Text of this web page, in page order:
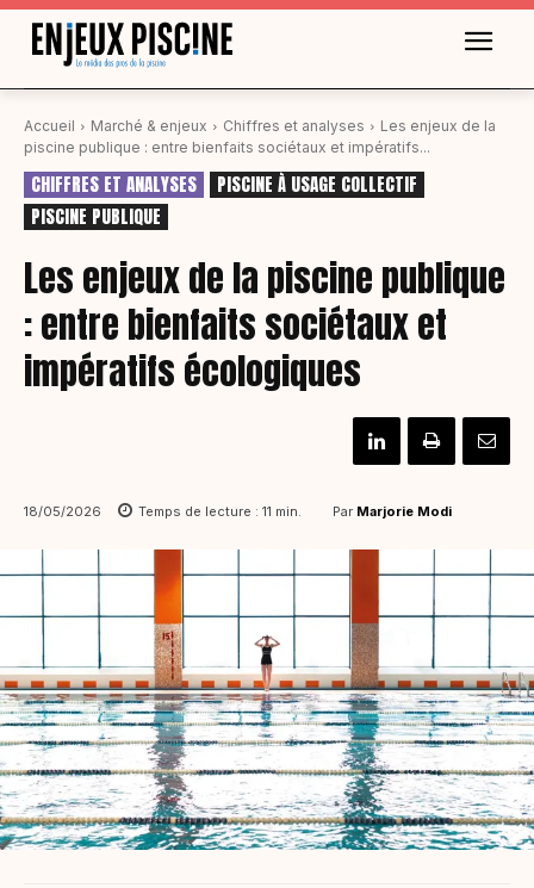
Accueil Marché & enjeux Chiffres et analyses
Les enjeux de la
piscine publique : entre bienfaits sociétaux et impératifs...
CHIFFRES ET ANALYSES
PISCINE À USAGE COLLECTIF
PISCINE PUBLIQUE
Les enjeux de la piscine publique
: entre bienfaits sociétaux et
impératifs écologiques
18/05/2026 Temps de lecture : 11 min. Par Marjorie Modi